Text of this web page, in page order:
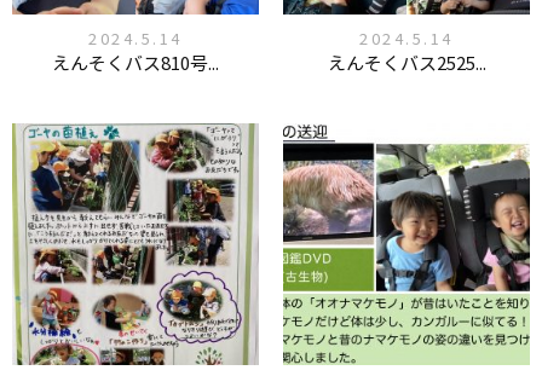
2024.5.14
えんそくバス810号...
2024.5.14
えんそくバス2525...